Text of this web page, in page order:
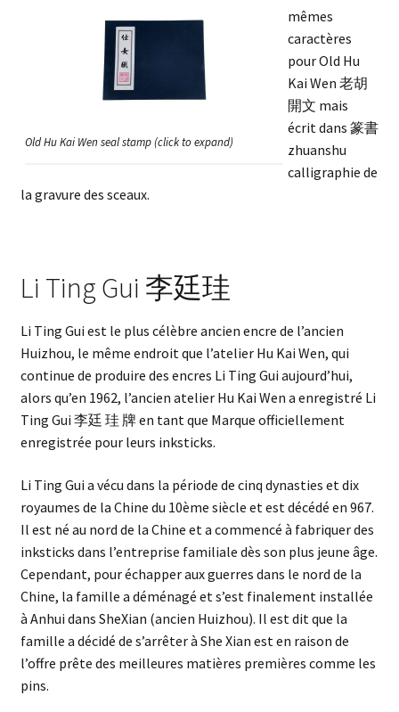
Old Hu Kai Wen seal stamp (click to expand)
mêmes
caractères
pour Old Hu
Kai Wen 老胡
開文 mais
écrit dans 篆書
zhuanshu
calligraphie de
la gravure des sceaux.
Li Ting Gui 李廷珪
Li Ting Gui est le plus célèbre ancien encre de l’ancien
Huizhou, le même endroit que l’atelier Hu Kai Wen, qui
continue de produire des encres Li Ting Gui aujourd’hui,
alors qu’en 1962, l’ancien atelier Hu Kai Wen a enregistré Li
Ting Gui 李廷 珪 牌 en tant que Marque officiellement
enregistrée pour leurs inksticks.
Li Ting Gui a vécu dans la période de cinq dynasties et dix
royaumes de la Chine du 10ème siècle et est décédé en 967.
Il est né au nord de la Chine et a commencé à fabriquer des
inksticks dans l’entreprise familiale dès son plus jeune âge.
Cependant, pour échapper aux guerres dans le nord de la
Chine, la famille a déménagé et s’est finalement installée
à Anhui dans SheXian (ancien Huizhou). Il est dit que la
famille a décidé de s’arrêter à She Xian est en raison de
l’offre prête des meilleures matières premières comme les
pins.